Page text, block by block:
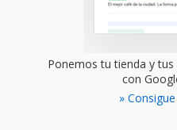
Ponemos tu tienda y
con
»